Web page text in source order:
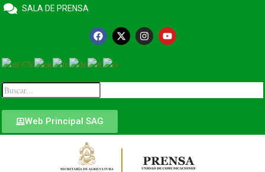
SALA DE PRENSA
Web Principal SAG